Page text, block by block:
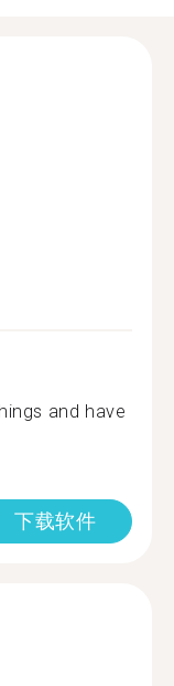
and have
下载软件